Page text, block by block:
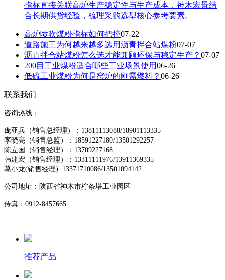
指标直接关联高炉生产稳定性与生产成本，神木宏景结
合长期供货经验，梳理采购选型核心参考要素。
高炉喷吹煤粉指标如何把控07-22
道路施工为何越来越多选用沥青拌合站煤粉07-07
沥青拌合站煤粉怎么选才能兼顾环保与稳定生产？ 07-07
200目工业煤粉适合哪些工业场景使用06-26
低硫工业煤粉为何是窑炉的刚需燃料？ 06-26
联系我们
咨询热线：
庞亚兵（销售总经理）：13811113088/18901113335
李晓亮（销售总监）：18591227180/13501292257
陈立国（销售经理）：13709227168
韩建宏（销售经理）：13311111976/13911369335
葛小龙(销售经理): 13371710086/13501094142
公司地址： 陕西省神木市柠条塔工业园区
传真：0912-8457665
推荐产品